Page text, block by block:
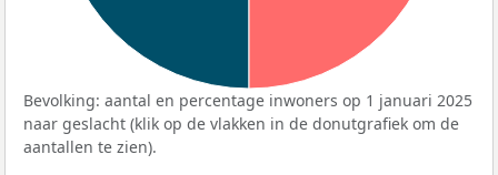
Bevolking: aantal en percentage inwoners op 1 januari 2025
naar geslacht (klik op de vlakken in de donutgrafiek om de
aantallen te zien).